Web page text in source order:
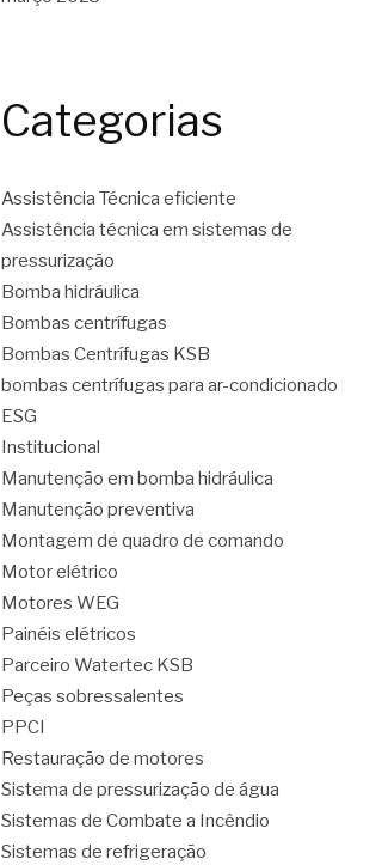
Categorias
Assistência Técnica eficiente
Assistência técnica em sistemas de
pressurização
Bomba hidráulica
Bombas centrífugas
Bombas Centrífugas KSB
bombas centrífugas para ar-condicionado
ESG
Institucional
Manutenção em bomba hidráulica
Manutenção preventiva
Montagem de quadro de comando
Motor elétrico
Motores WEG
Painéis elétricos
Parceiro Watertec KSB
Peças sobressalentes
PPCI
Restauração de motores
Sistema de pressurização de água
Sistemas de Combate a Incêndio
Sistemas de refrigeração